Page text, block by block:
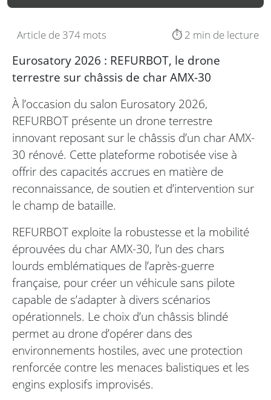
Article de 374 mots ⏱️ 2 min de lecture
Eurosatory 2026 : REFURBOT, le drone
terrestre sur châssis de char AMX-30
À l’occasion du salon Eurosatory 2026,
REFURBOT présente un drone terrestre
innovant reposant sur le châssis d’un char AMX-
30 rénové. Cette plateforme robotisée vise à
offrir des capacités accrues en matière de
reconnaissance, de soutien et d’intervention sur
le champ de bataille.
REFURBOT exploite la robustesse et la mobilité
éprouvées du char AMX-30, l’un des chars
lourds emblématiques de l’après-guerre
française, pour créer un véhicule sans pilote
capable de s’adapter à divers scénarios
opérationnels. Le choix d’un châssis blindé
permet au drone d’opérer dans des
environnements hostiles, avec une protection
renforcée contre les menaces balistiques et les
engins explosifs improvisés.